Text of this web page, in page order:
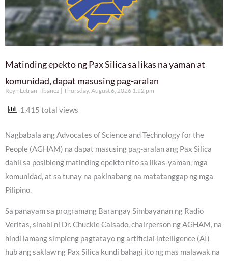
Matinding epekto ng Pax Silica sa likas na yaman at
komunidad, dapat masusing pag-aralan
Reyn Letran - Ibañez Thursday, August 6, 2026 1:22 pm
1,415 total views
Nagbabala ang Advocates of Science and Technology for the
People (AGHAM) na dapat masusing pag-aralan ang Pax Silica
dahil sa posibleng matinding epekto nito sa likas-yaman, mga
komunidad, at sa tunay na pakinabang na matatanggap ng mga
Pilipino.
Sa panayam sa programang Barangay Simbayanan ng Radio
Veritas, sinabi ni Dr. Chuckie Calsado, chairperson ng AGHAM, na
hindi lamang simpleng pagtatayo ng artificial intelligence (AI)
hub ang saklaw ng Pax Silica kundi bahagi ito ng mas malawak na